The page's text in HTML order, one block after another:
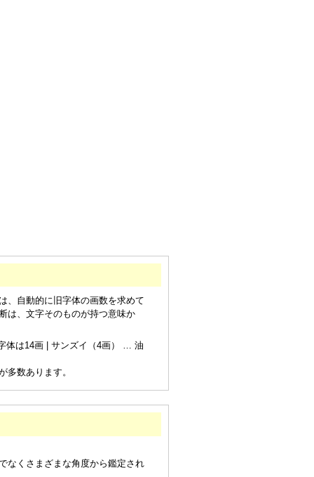
、自動的に旧字体の画数を求めて
は、文字そのものが持つ意味か
体は14画 | サンズイ（4画） … 油
多数あります。
なくさまざまな角度から鑑定され